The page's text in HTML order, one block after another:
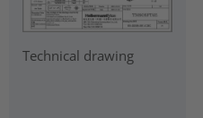
Technical drawing